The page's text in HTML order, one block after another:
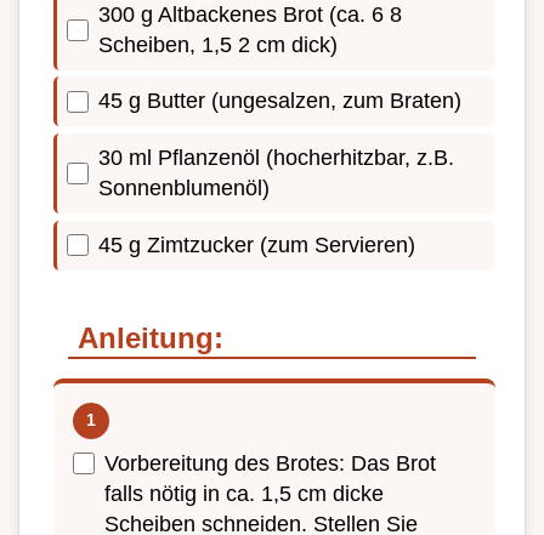
300 g Altbackenes Brot (ca. 6 8
Scheiben, 1,5 2 cm dick)
45 g Butter (ungesalzen, zum Braten)
30 ml Pflanzenöl (hocherhitzbar, z.B.
Sonnenblumenöl)
45 g Zimtzucker (zum Servieren)
Anleitung:
Vorbereitung des Brotes: Das Brot
falls nötig in ca. 1,5 cm dicke
Scheiben schneiden. Stellen Sie